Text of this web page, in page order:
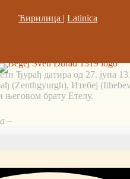
Ћирилица |Latinica
Ђурађ датира од 27. јуна
(Zenthgyurgh), Итебеј
његовом брату Етелу.
–